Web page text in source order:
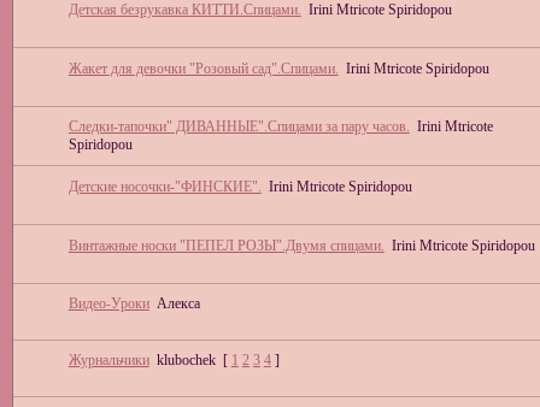
Детская безрукавка КИТТИ.Спицами. Irini Mtricote Spiridopou
Жакет для девочки "Розовый сад".Спицами. Irini Mtricote Spiridopou
Следки-тапочки" ДИВАННЫЕ".Спицами за пару часов. Irini Mtricote
Spiridopou
Детские носочки-"ФИНСКИЕ". Irini Mtricote Spiridopou
Винтажные носки "ПЕПЕЛ РОЗЫ".Двумя спицами. Irini Mtricote Spiridopou
Видео-Уроки Алекса
Журнальчики klubochek [ 1 2 3 4 ]